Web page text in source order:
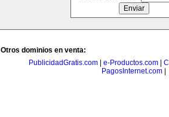
Otros dominios en venta:
PublicidadGratis.com
e-Productos.com
PagosInternet.com